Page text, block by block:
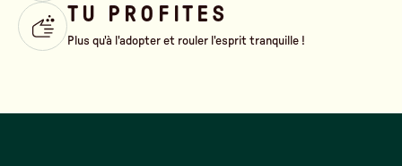
TU PROFITES
Plus qu'à l'adopter et rouler l'esprit tranquille !